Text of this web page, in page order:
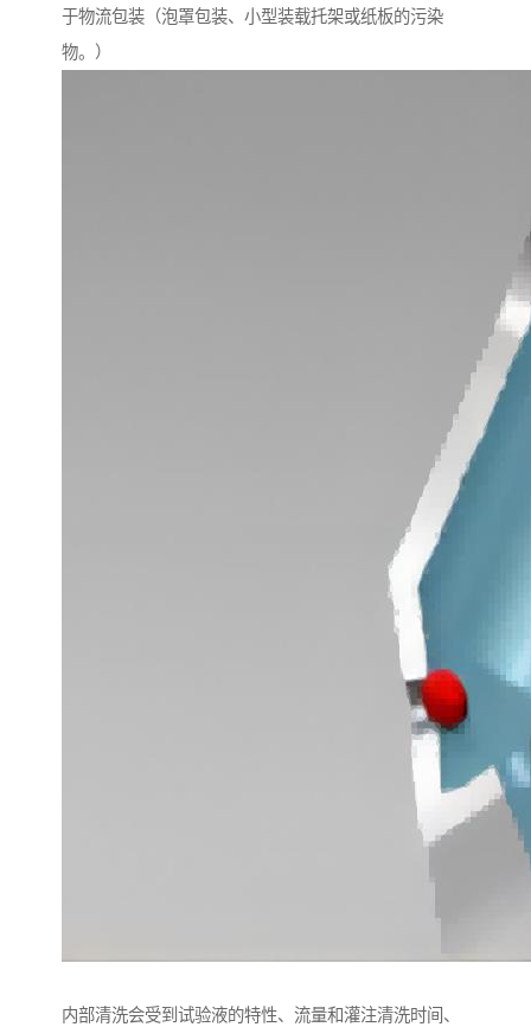
于物流包装（泡罩包装、小型装载托架或纸板的污染
物。）
内部清洗会受到试验液的特性、流量和灌注清洗时间、